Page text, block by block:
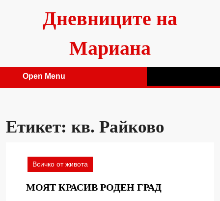
Дневниците на
Мариана
Open Menu
Етикет: кв. Райково
Всичко от живота
МОЯТ КРАСИВ РОДЕН ГРАДМОЯТ